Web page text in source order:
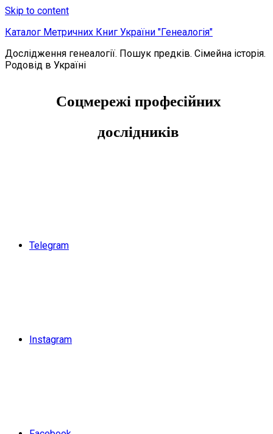
Skip to content
Каталог Метричних Книг України "Генеалогія"
Дослідження генеалогії. Пошук предків. Сімейна історія.
Родовід в Україні
Соцмережі професійних
дослідників
Telegram
Instagram